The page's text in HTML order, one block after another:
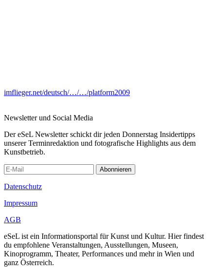
imflieger.net/deutsch/…/…/platform2009
Newsletter und Social Media
Der eSeL Newsletter schickt dir jeden Donnerstag Insidertipps
unserer Terminredaktion und fotografische Highlights aus dem
Kunstbetrieb.
Abonnieren
Datenschutz
Impressum
AGB
eSeL ist ein Informationsportal für Kunst und Kultur. Hier findest
du empfohlene Veranstaltungen, Ausstellungen, Museen,
Kinoprogramm, Theater, Performances und mehr in Wien und
ganz Österreich.